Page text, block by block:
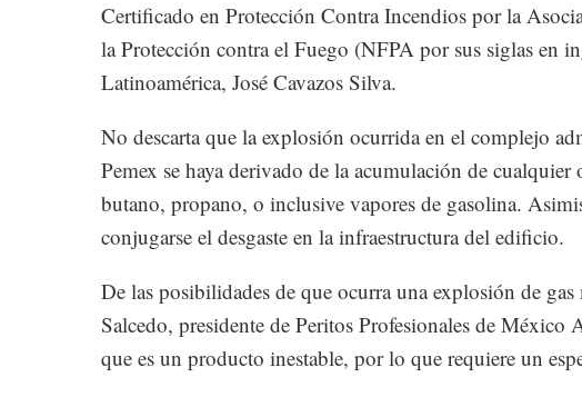
Certificado en Protección Contra Incendios por la
la Protección contra el Fuego (NFPA por sus siglas en
Latinoamérica, José Cavazos Silva.
No descarta que la explosión ocurrida en el complejo
Pemex se haya derivado de la acumulación de cualquier
butano, propano, o inclusive vapores de gasolina.
conjugarse el desgaste en la infraestructura del edificio.
De las posibilidades de que ocurra una explosión de
Salcedo, presidente de Peritos Profesionales de México
que es un producto inestable, por lo que requiere un